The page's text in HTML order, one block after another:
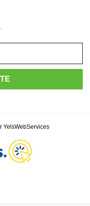
YelsWebServices